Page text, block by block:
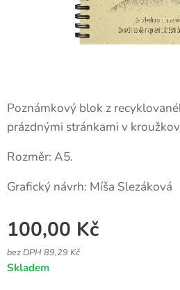
Poznámkový blok z
prázdnými stránkami v
Rozměr: A5.
Grafický návrh: Míša Slezáková
100,00 Kč
bez DPH 89,29 Kč
Skladem